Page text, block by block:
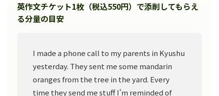
英作文チケット1枚（税込550円）で添削してもらえ
る分量の目安
I made a phone call to my parents in Kyushu
yesterday. They sent me some mandarin
oranges from the tree in the yard. Every
time they send me stuff I'm reminded of